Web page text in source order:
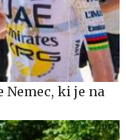
ki je na